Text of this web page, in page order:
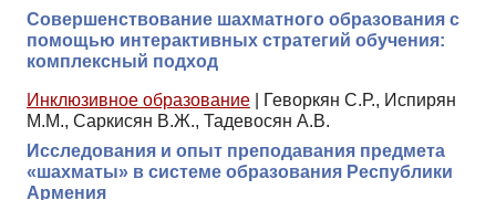
Совершенствование шахматного образования с
помощью интерактивных стратегий обучения:
комплексный подход
Инклюзивное образование
Геворкян С.Р., Испирян
М.М., Саркисян В.Ж., Тадевосян А.В.
Исследования и опыт преподавания предмета
«шахматы» в системе образования Республики
Армения